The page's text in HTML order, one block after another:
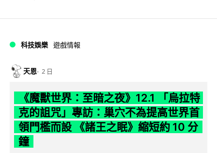
科技娛樂 遊戲情報
天恩 2 日
《魔獸世界：至暗之夜》12.1 「烏拉特
克的詛咒」專訪：巢穴不為提高世界首
領門檻而設 《諸王之眠》縮短約 10 分
鐘